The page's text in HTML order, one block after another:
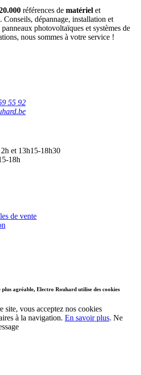
références de matériel et
. Conseils, dépannage, installation et
photovoltaïques et systèmes de
nous sommes à votre service !
55 92
et 13h15-18h30
18h
de vente
agréable, Electro Rouhard utilise des cookies
site, vous acceptez nos cookies
à la navigation. En savoir plus. Ne